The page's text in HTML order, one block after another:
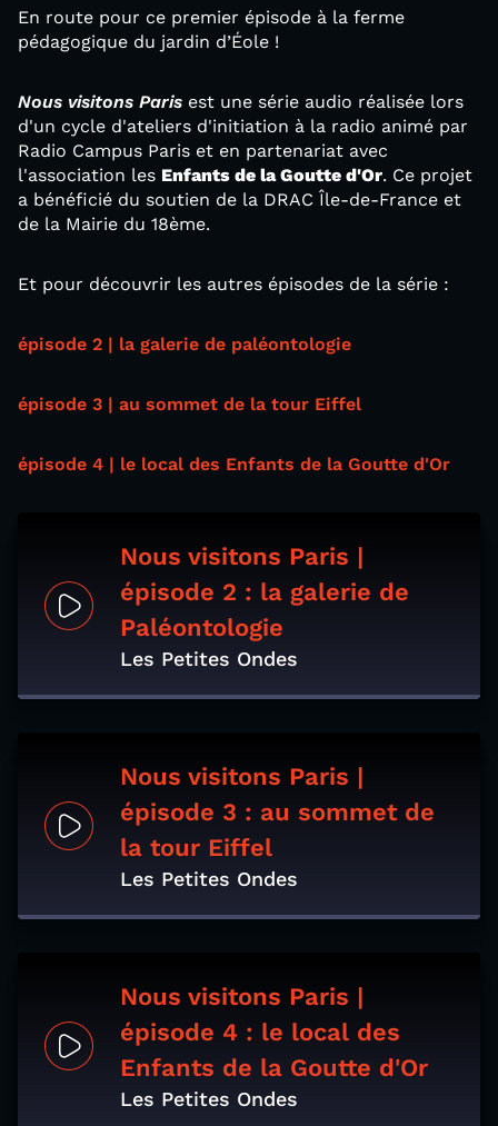
En route pour ce premier épisode à la ferme
pédagogique du jardin d’Éole !
Nous visitons Paris est une série audio réalisée lors
d'un cycle d'ateliers d'initiation à la radio animé par
Radio Campus Paris et en partenariat avec
l'association les Enfants de la Goutte d'Or. Ce projet
a bénéficié du soutien de la DRAC Île-de-France et
de la Mairie du 18ème.
Et pour découvrir les autres épisodes de la série :
épisode 2 | la galerie de paléontologie
épisode 3 | au sommet de la tour Eiffel
épisode 4 | le local des Enfants de la Goutte d'Or
Nous visitons Paris |
épisode 2 : la galerie de
Paléontologie
Les Petites Ondes
Nous visitons Paris |
épisode 3 : au sommet de
la tour Eiffel
Les Petites Ondes
Nous visitons Paris |
épisode 4 : le local des
Enfants de la Goutte d'Or
Les Petites Ondes